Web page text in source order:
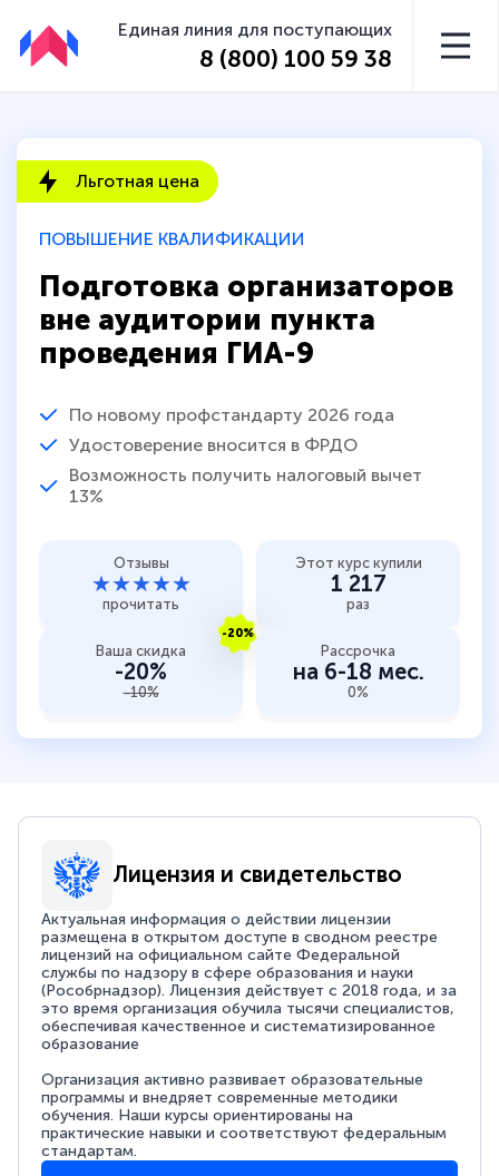
Единая линия для поступающих
8 (800) 100 59 38
ПОВЫШЕНИЕ КВАЛИФИКАЦИИ
Подготовка организаторов
вне аудитории пункта
проведения ГИА-9
По новому профстандарту 2026 года
Удостоверение вносится в ФРДО
Возможность получить налоговый вычет
13%
Льготная цена
Отзывы
★★★★★
прочитать
Этот курс купили
1 217
раз
-20%
Ваша скидка
-20%
-10%
Рассрочка
на 6-18 мес.
0%
Лицензия и свидетельство
Актуальная информация о действии лицензии
размещена в открытом доступе в сводном реестре
лицензий на официальном сайте Федеральной
службы по надзору в сфере образования и науки
(Рособрнадзор). Лицензия действует с 2018 года, и за
это время организация обучила тысячи специалистов,
обеспечивая качественное и систематизированное
образование
Организация активно развивает образовательные
программы и внедряет современные методики
обучения. Наши курсы ориентированы на
практические навыки и соответствуют федеральным
стандартам.